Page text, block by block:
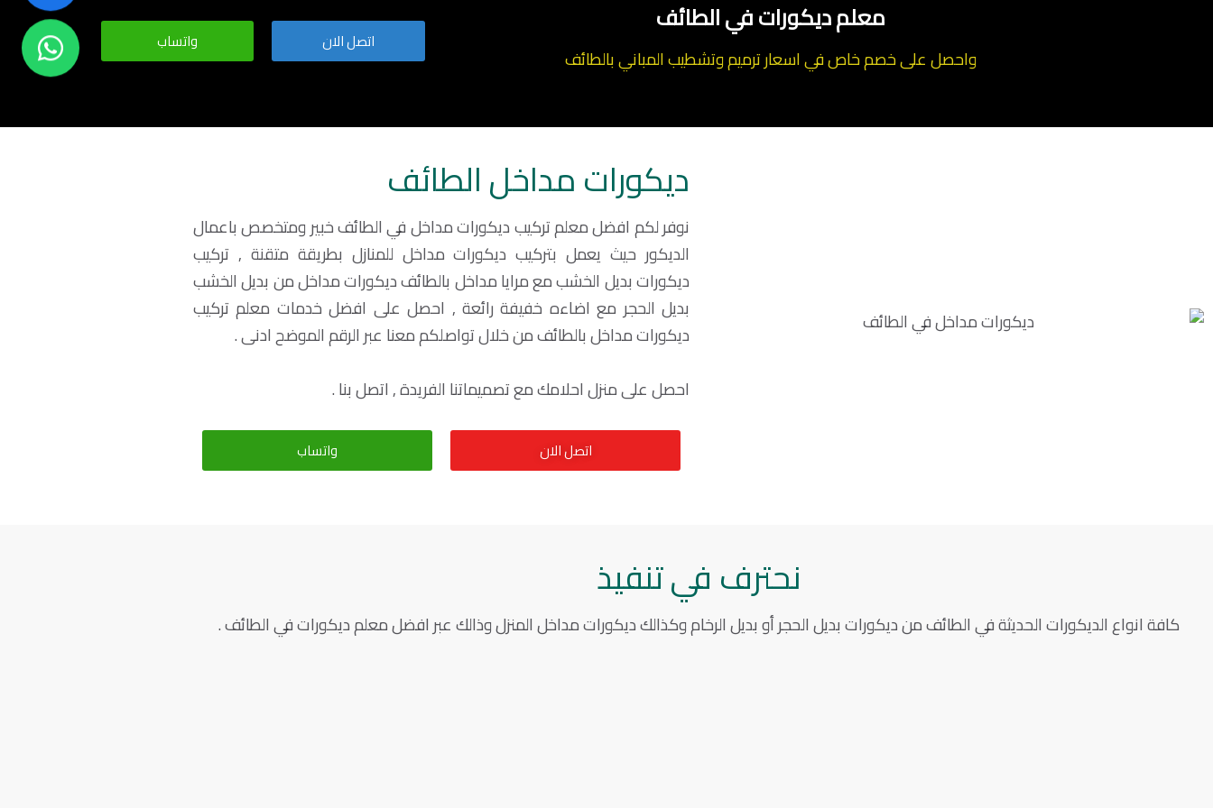
معلم ديكورات في الطائف
واحصل على خصم خاص في اسعار ترميم وتشطيب المباني بالطائف
اتصل الان واتساب
ديكورات مداخل الطائف
نوفر لكم افضل معلم تركيب ديكورات مداخل في الطائف خبير ومتخصص باعمال
الديكور حيث يعمل بتركيب ديكورات مداخل للمنازل بطريقة متقنة , تركيب
ديكورات بديل الخشب مع مرايا مداخل بالطائف ديكورات مداخل من بديل الخشب
بديل الحجر مع اضاءه خفيفة رائعة , احصل على افضل خدمات معلم تركيب
ديكورات مداخل بالطائف من خلال تواصلكم معنا عبر الرقم الموضح ادنى .
احصل على منزل احلامك مع تصميماتنا الفريدة , اتصل بنا .
اتصل الان واتساب
نحترف في تنفيذ
كافة انواع الديكورات الحديثة في الطائف من ديكورات بديل الحجر أو بديل الرخام وكذالك ديكورات مداخل المنزل وذالك عبر افضل معلم ديكورات في الطائف .